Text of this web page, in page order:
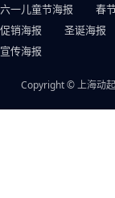
六一儿童节海报
春
促销海报
圣诞海报
宣传海报
Copyright © 上海动